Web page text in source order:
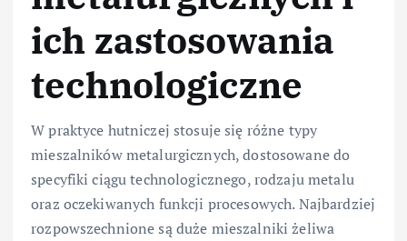
ich zastosowania
technologiczne
W praktyce hutniczej stosuje się różne typy
mieszalników metalurgicznych, dostosowane do
specyfiki ciągu technologicznego, rodzaju metalu
oraz oczekiwanych funkcji procesowych. Najbardziej
rozpowszechnione są duże mieszalniki żeliwa